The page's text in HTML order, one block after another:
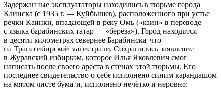
Задержанные эксплуататоры находились в тюрьме города
Каинска (с 1935 г. — Куйбышев), расположенного при устье
речки Каинки, впадающей в реку Омь («каин» в переводе
с языка барабинских татар — «берёза»). Город находится
в десяти километрах севернее Барабинска, что
на Транссибирской магистрали. Сохранилось заявление
в Журавский избирком, которое Илья Яковлевич смог
написать после своего ареста в стенах этой тюрьмы. Его
последнее свидетельство о себе исполнено синим карандашом
на мятом листе бумаги, исполнено нечётко и неровно: